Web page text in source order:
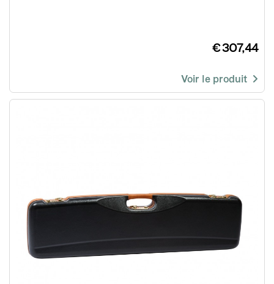
€ 307,44
Voir le produit